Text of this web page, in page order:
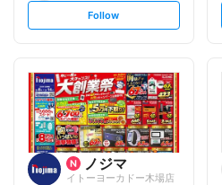
s
t
l
o
w
Follow
ノジマ
イトーヨーカドー木場店